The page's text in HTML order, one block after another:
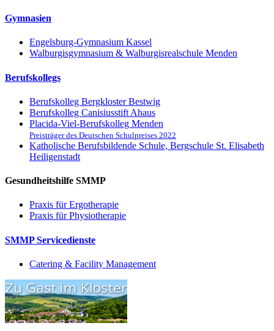
Gymnasien
Engelsburg-Gymnasium Kassel
Walburgisgymnasium & Walburgisrealschule Menden
Berufskollegs
Berufskolleg Bergkloster Bestwig
Berufskolleg Canisiusstift Ahaus
Placida-Viel-Berufskolleg Menden
Preisträger des Deutschen Schulpreises 2022
Katholische Berufsbildende Schule, Bergschule St. Elisabeth
Heiligenstadt
Gesundheitshilfe SMMP
Praxis für Ergo­therapie
Praxis für Physio­therapie
SMMP Servicedienste
Catering & Facility Management